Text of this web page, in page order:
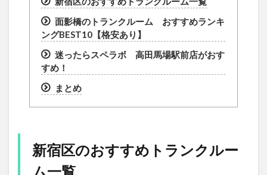
面影橋のトランクルーム おすすめランキ
ングBEST10【格安あり】
迷ったらスペラボ 高田馬場駅前店がおす
すめ！
まとめ
新宿区のおすすめトランクルー
ム一覧